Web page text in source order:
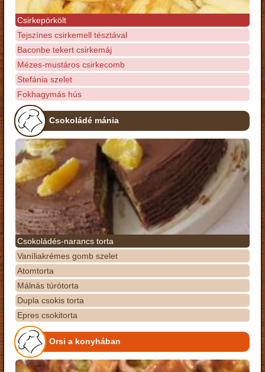
Csirkepörkölt
Tejszínes csirkemell tésztával
Baconbe tekert csirkemáj
Mézes-mustáros csirkecomb
Stefánia szelet
Fokhagymás hús
Csokoládé mánia
Csokoládés-narancs torta
Vaníliakrémes gomb szelet
Atomtorta
Málnás túrótorta
Dupla csokis torta
Epres csokitorta
Orsi a konyhában